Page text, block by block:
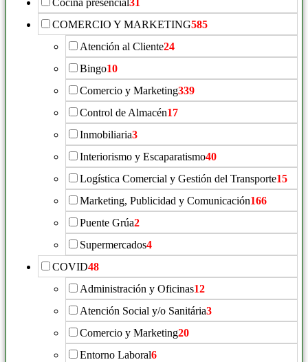
Cocina presencial31
COMERCIO Y MARKETING585
Atención al Cliente24
Bingo10
Comercio y Marketing339
Control de Almacén17
Inmobiliaria3
Interiorismo y Escaparatismo40
Logística Comercial y Gestión del Transporte15
Marketing, Publicidad y Comunicación166
Puente Grúa2
Supermercados4
COVID48
Administración y Oficinas12
Atención Social y/o Sanitária3
Comercio y Marketing20
Entorno Laboral6